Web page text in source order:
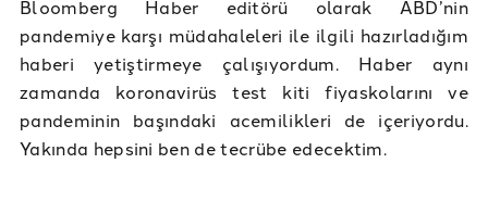
Bloomberg Haber editörü olarak ABD’nin
pandemiye karşı müdahaleleri ile ilgili hazırladığım
haberi yetiştirmeye çalışıyordum. Haber aynı
zamanda koronavirüs test kiti fiyaskolarını ve
pandeminin başındaki acemilikleri de içeriyordu.
Yakında hepsini ben de tecrübe edecektim.